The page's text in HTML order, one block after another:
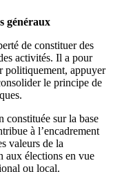
généraux
de constituer des
activités. Il a pour
politiquement, appuyer
le principe de
constituée sur la base
à l’encadrement
valeurs de la
aux élections en vue
ou local.